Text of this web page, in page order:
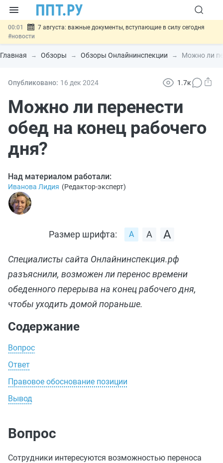
00:01
7 августа: важные документы, вступающие в силу сегодня
#новости
06.08 Минпромторг предложил запретить смешанные лоты
электроники в госзакупках#новости
06.08 Возврат денег за риелторские услуги при недействительных
06.08
банковской гарантией
#новости
Главная Обзоры Обзоры Онлайнинспекции Можно ли
Опубликовано: 16 дек 2024 1.7к
Можно ли перенести
обед на конец рабочего
дня?
Над материалом работали:
Иванова Лидия (Редактор-эксперт)
Размер шрифта:
Специалисты сайта Онлайнинспекция.рф
разъяснили, возможен ли перенос времени
обеденного перерыва на конец рабочего дня,
чтобы уходить домой пораньше.
Содержание
Вопрос
Ответ
Правовое обоснование позиции
Вывод
Вопрос
Сотрудники интересуются возможностью переноса